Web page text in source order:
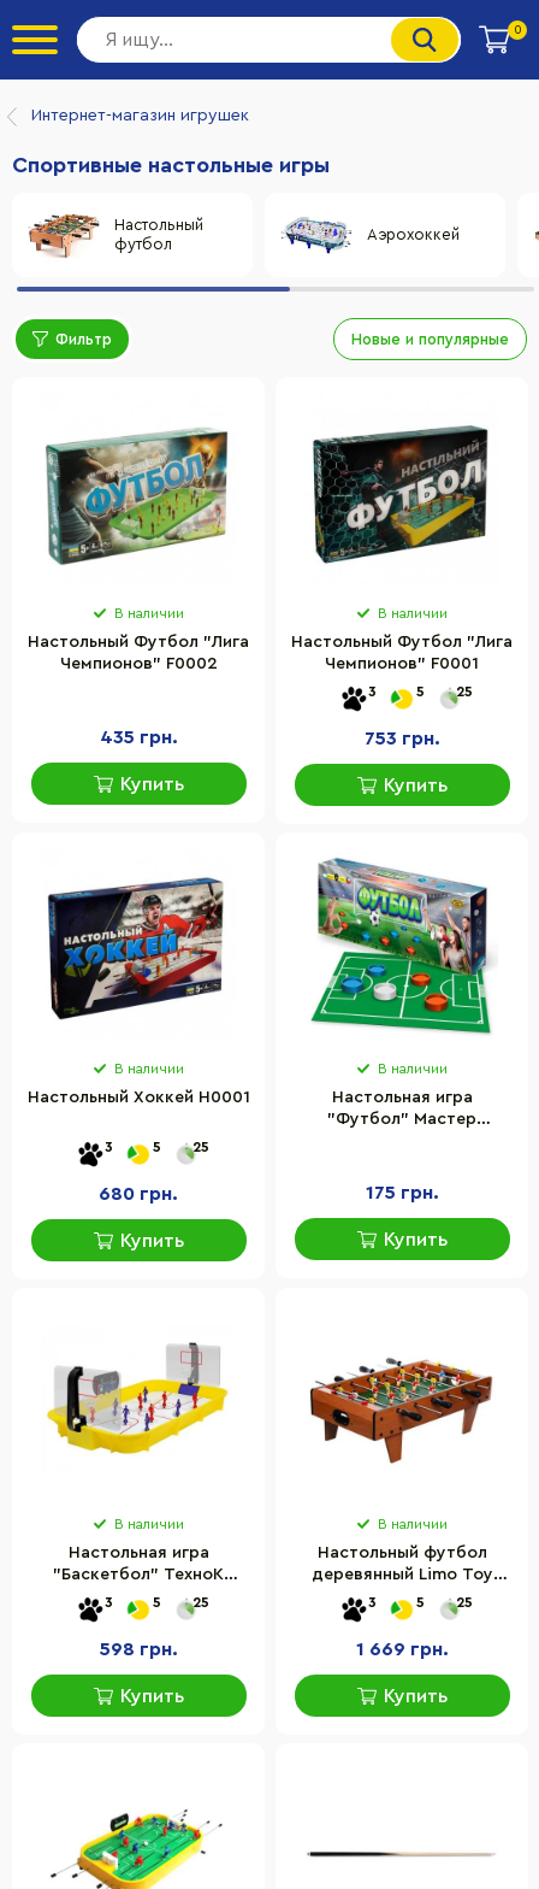
0
Интернет-магазин игрушек
Спортивные настольные игры
Настольный
футбол
Аэрохоккей
Фильтр Новые и популярные
В наличии
Настольный Футбол "Лига
Чемпионов" F0002
435 грн.
Купить
В наличии
Настольный Футбол "Лига
Чемпионов" F0001
3 5 25
753 грн.
Купить
В наличии
Настольный Хоккей H0001
3 5 25
680 грн.
Купить
В наличии
Настольная игра
"Футбол" Мастер
175 грн.
Купить
В наличии
Настольная игра
"Баскетбол" ТехноК
0342TXK
3 5 25
598 грн.
Купить
В наличии
Настольный футбол
деревянный Limo Toy
2035N на штангах
3 5 25
1 669 грн.
Купить